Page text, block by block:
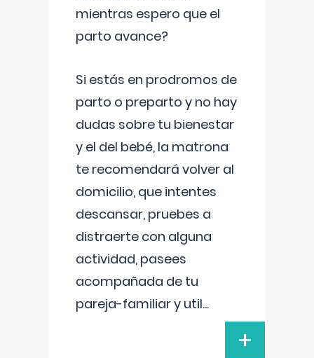
mientras espero que el
parto avance?
Si estás en prodromos de
parto o preparto y no hay
dudas sobre tu bienestar
y el del bebé, la matrona
te recomendará volver al
domicilio, que intentes
descansar, pruebes a
distraerte con alguna
actividad, pasees
acompañada de tu
pareja-familiar y util...
+